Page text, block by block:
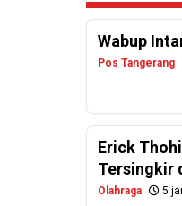
Wabup
Pos Tangerang
Erick
Tersingkir
Olahraga 5